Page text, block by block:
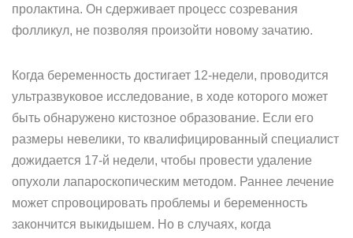
пролактина. Он сдерживает процесс созревания
фолликул, не позволяя произойти новому зачатию.
Когда беременность достигает 12-недели, проводится
ультразвуковое исследование, в ходе которого может
быть обнаружено кистозное образование. Если его
размеры невелики, то квалифицированный специалист
дожидается 17-й недели, чтобы провести удаление
опухоли лапароскопическим методом. Раннее лечение
может спровоцировать проблемы и беременность
закончится выкидышем. Но в случаях, когда